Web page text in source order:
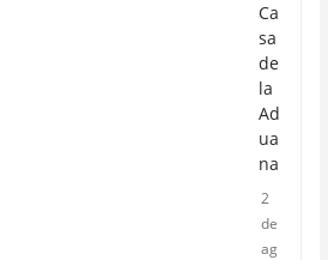
Ca
sa
de
la
Ad
ua
na
2
de
ag